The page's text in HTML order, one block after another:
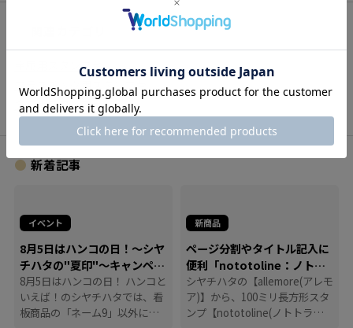
金属用スタンプ台
プラスチック用スタンプ台
塗布用スタンプ台
新着記事
イベント
8月5日はハンコの日！～シヤ
チハタの"夏印"～キャンペー
ン
8月5日はハンコの日！ ハンコと
いえば！のシヤチハタでは、看
板商品の「ネーム9」以外に
新商品
ページ分割やタイトル記入に
便利「nototoline：ノトト
ライン」
シヤチハタの【allemore(アレモ
ア)】から、100ミリ長方形スタ
ンプ【nototoline(ノトトライ